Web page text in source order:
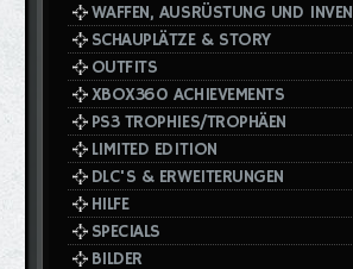
WAFFEN, AUSRÜSTUNG UND
SCHAUPLÄTZE & STORY
OUTFITS
XBOX360 ACHIEVEMENTS
PS3 TROPHIES/TROPHÄEN
LIMITED EDITION
DLC'S & ERWEITERUNGEN
HILFE
SPECIALS
BILDER